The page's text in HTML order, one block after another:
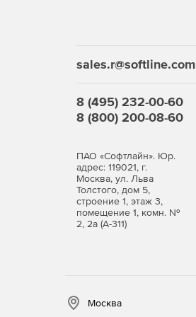
sales.r@softline.com
8 (495) 232-00-60
8 (800) 200-08-60
ПАО «Софтлайн». Юр.
адрес: 119021, г.
Москва, ул. Льва
Толстого, дом 5,
строение 1, этаж 3,
помещение 1, комн. №
2, 2а (А-311)
Москва